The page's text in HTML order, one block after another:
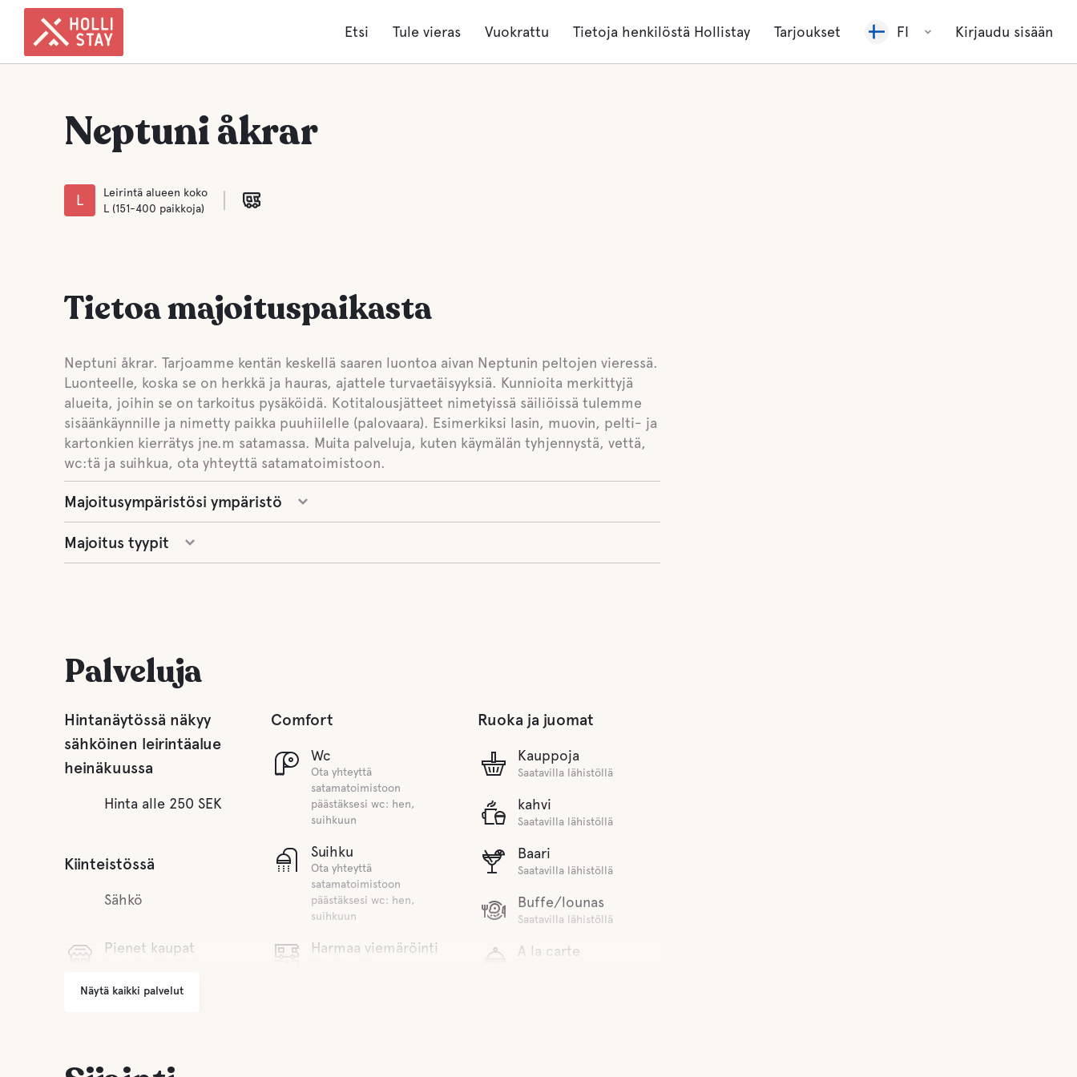
Etsi Tule vieras Vuokrattu Tietoja henkilöstä Hollistay Tarjoukset FI Kirjaudu sisään
Neptuni åkrar
L
Leirintä alueen koko
L (151-400 paikkoja)
Tietoa majoituspaikasta
Neptuni åkrar. Tarjoamme kentän keskellä saaren luontoa aivan Neptunin peltojen vieressä.
Luonteelle, koska se on herkkä ja hauras, ajattele turvaetäisyyksiä. Kunnioita merkittyjä
alueita, joihin se on tarkoitus pysäköidä. Kotitalousjätteet nimetyissä säiliöissä tulemme
sisäänkäynnille ja nimetty paikka puuhiilelle (palovaara). Esimerkiksi lasin, muovin, pelti- ja
kartonkien kierrätys jne.m satamassa. Muita palveluja, kuten käymälän tyhjennystä, vettä,
wc:tä ja suihkua, ota yhteyttä satamatoimistoon.
Majoitusympäristösi ympäristö
Majoitus tyypit
Palveluja
Hintanäytössä näkyy
sähköinen leirintäalue
heinäkuussa
Hinta alle 250 SEK
Kiinteistössä
Sähkö
Pienet kaupat
Grilli alue
Comfort
Wc
Ota yhteyttä
satamatoimistoon
päästäksesi wc: hen,
suihkuun
Suihku
Ota yhteyttä
satamatoimistoon
päästäksesi wc: hen,
suihkuun
Harmaa viemäröinti
Ruoka ja juomat
Kauppoja
Saatavilla lähistöllä
kahvi
Saatavilla lähistöllä
Baari
Saatavilla lähistöllä
Buffe/lounas
Saatavilla lähistöllä
A la carte
Näytä kaikki palvelut